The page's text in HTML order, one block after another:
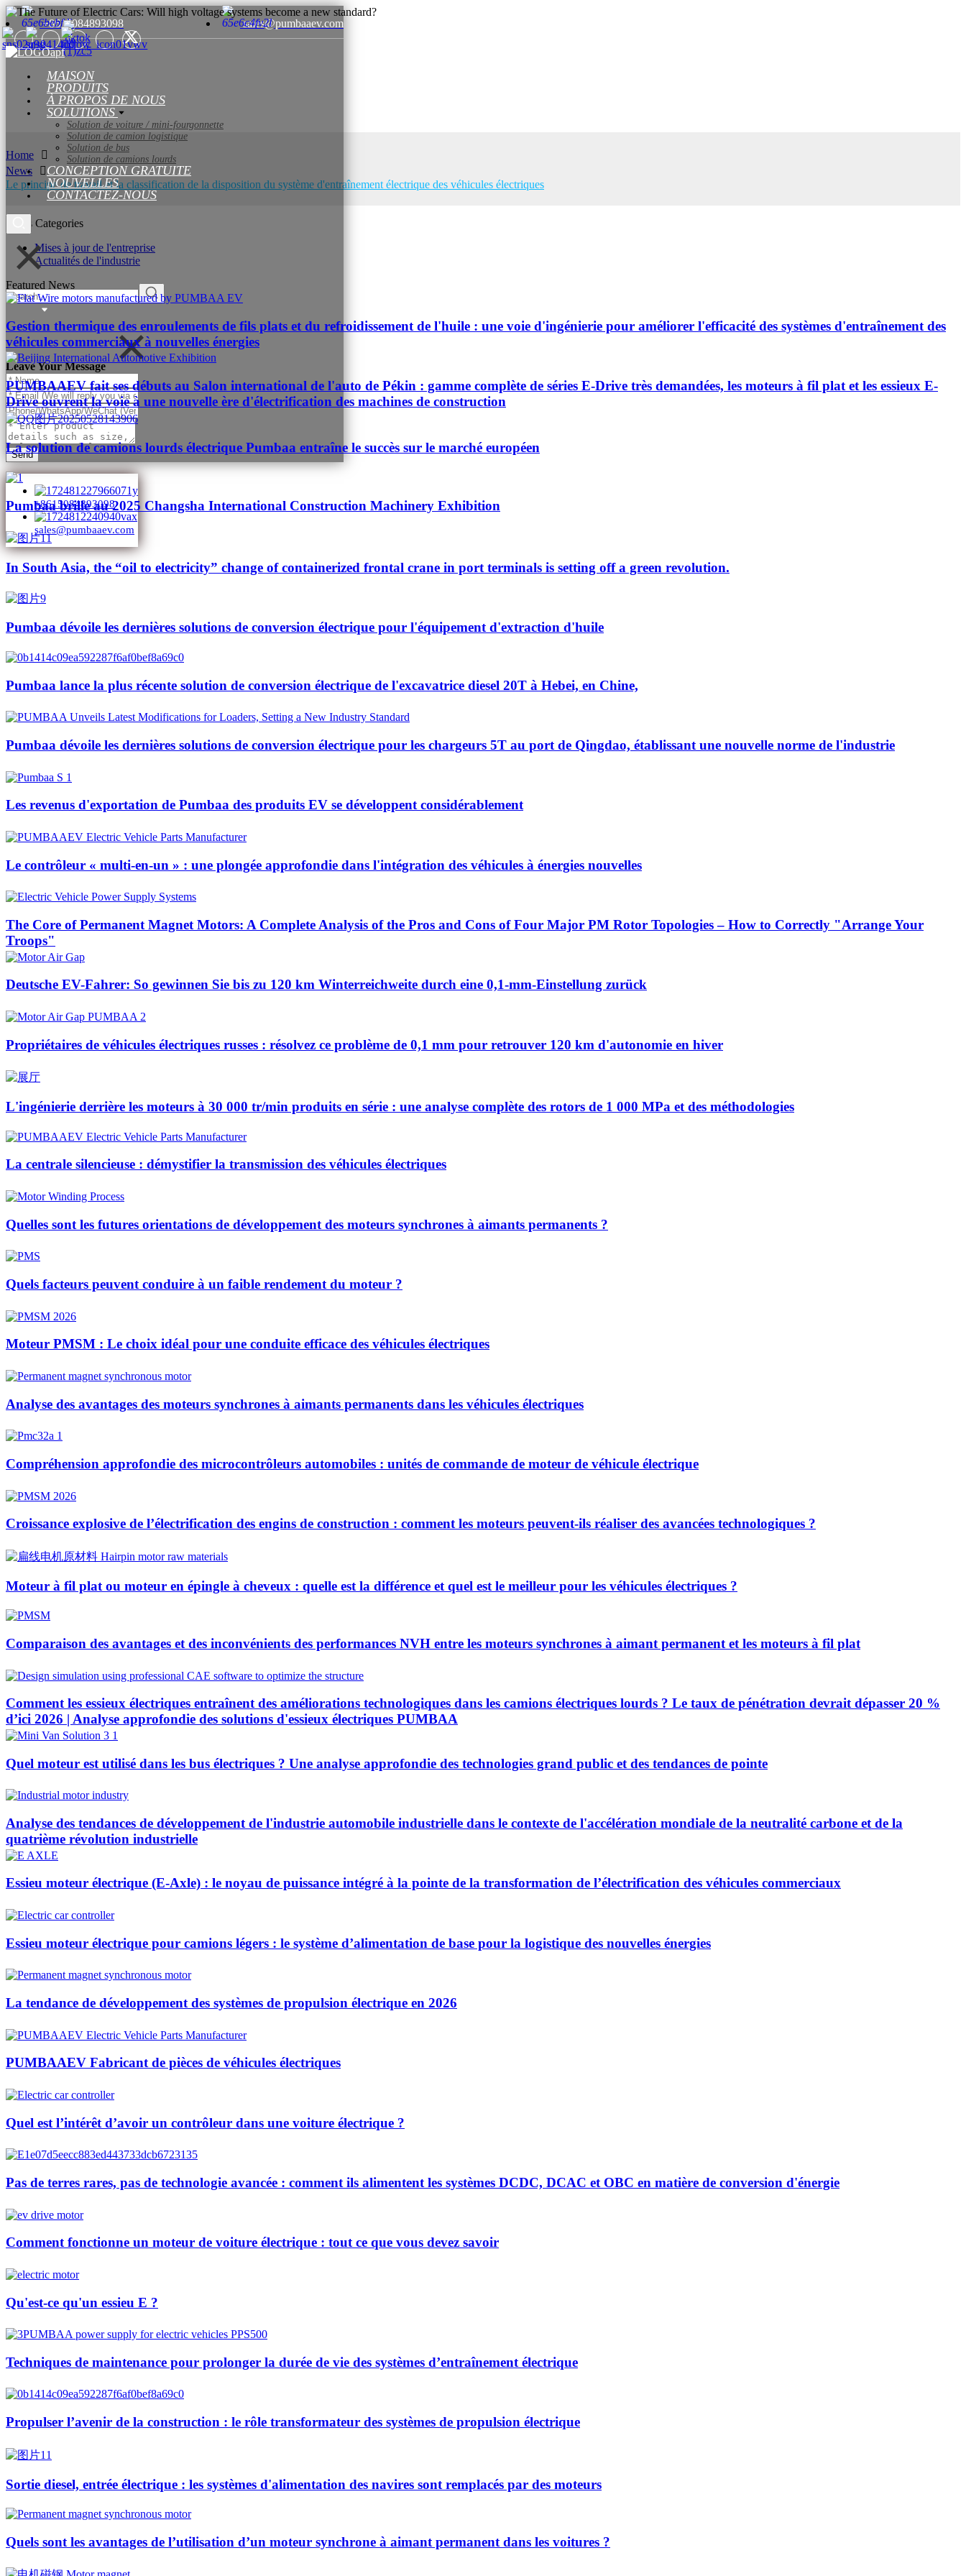
+8615084893098 sales@pumbaaev.com
MAISON
PRODUITS
À PROPOS DE NOUS
SOLUTIONS
Solution de voiture / mini-fourgonnette
Solution de camion logistique
Solution de bus
Solution de camions lourds
CONCEPTION GRATUITE
NOUVELLES
CONTACTEZ-NOUS
Leave Your Message
Send
+8615084893098
sales@pumbaaev.com
Home
News
Le principe de travail et la classification de la disposition du système d'entraînement électrique des véhicules électriques
News Categories
Mises à jour de l'entreprise
Actualités de l'industrie
Featured News
Gestion thermique des enroulements de fils plats et du refroidissement de l'huile : une voie d'ingénierie pour améliorer l'efficacité des systèmes d'entraînement des
véhicules commerciaux à nouvelles énergies
PUMBAAEV fait ses débuts au Salon international de l'auto de Pékin : gamme complète de séries E-Drive très demandées, les moteurs à fil plat et les essieux E-
Drive ouvrent la voie à une nouvelle ère d'électrification des machines de construction
La solution de camions lourds électrique Pumbaa entraîne le succès sur le marché européen
Pumbaa brille au 2025 Changsha International Construction Machinery Exhibition
In South Asia, the “oil to electricity” change of containerized frontal crane in port terminals is setting off a green revolution.
Pumbaa dévoile les dernières solutions de conversion électrique pour l'équipement d'extraction d'huile
Pumbaa lance la plus récente solution de conversion électrique de l'excavatrice diesel 20T à Hebei, en Chine,
Pumbaa dévoile les dernières solutions de conversion électrique pour les chargeurs 5T au port de Qingdao, établissant une nouvelle norme de l'industrie
Les revenus d'exportation de Pumbaa des produits EV se développent considérablement
Le contrôleur « multi-en-un » : une plongée approfondie dans l'intégration des véhicules à énergies nouvelles
The Core of Permanent Magnet Motors: A Complete Analysis of the Pros and Cons of Four Major PM Rotor Topologies – How to Correctly "Arrange Your
Troops"
Deutsche EV-Fahrer: So gewinnen Sie bis zu 120 km Winterreichweite durch eine 0,1-mm-Einstellung zurück
Propriétaires de véhicules électriques russes : résolvez ce problème de 0,1 mm pour retrouver 120 km d'autonomie en hiver
L'ingénierie derrière les moteurs à 30 000 tr/min produits en série : une analyse complète des rotors de 1 000 MPa et des méthodologies
La centrale silencieuse : démystifier la transmission des véhicules électriques
Quelles sont les futures orientations de développement des moteurs synchrones à aimants permanents ?
Quels facteurs peuvent conduire à un faible rendement du moteur ?
Moteur PMSM : Le choix idéal pour une conduite efficace des véhicules électriques
Analyse des avantages des moteurs synchrones à aimants permanents dans les véhicules électriques
Compréhension approfondie des microcontrôleurs automobiles : unités de commande de moteur de véhicule électrique
Croissance explosive de l’électrification des engins de construction : comment les moteurs peuvent-ils réaliser des avancées technologiques ?​
Moteur à fil plat ou moteur en épingle à cheveux : quelle est la différence et quel est le meilleur pour les véhicules électriques ?
Comparaison des avantages et des inconvénients des performances NVH entre les moteurs synchrones à aimant permanent et les moteurs à fil plat
Comment les essieux électriques entraînent des améliorations technologiques dans les camions électriques lourds ? Le taux de pénétration devrait dépasser 20 %
d’ici 2026 | Analyse approfondie des solutions d'essieux électriques PUMBAA
Quel moteur est utilisé dans les bus électriques ? Une analyse approfondie des technologies grand public et des tendances de pointe
Analyse des tendances de développement de l'industrie automobile industrielle dans le contexte de l'accélération mondiale de la neutralité carbone et de la
quatrième révolution industrielle
Essieu moteur électrique (E-Axle) : le noyau de puissance intégré à la pointe de la transformation de l’électrification des véhicules commerciaux
Essieu moteur électrique pour camions légers : le système d’alimentation de base pour la logistique des nouvelles énergies
La tendance de développement des systèmes de propulsion électrique en 2026
PUMBAAEV Fabricant de pièces de véhicules électriques
Quel est l’intérêt d’avoir un contrôleur dans une voiture électrique ?
Pas de terres rares, pas de technologie avancée : comment ils alimentent les systèmes DCDC, DCAC et OBC en matière de conversion d'énergie
Comment fonctionne un moteur de voiture électrique : tout ce que vous devez savoir
Qu'est-ce qu'un essieu E ?
Techniques de maintenance pour prolonger la durée de vie des systèmes d’entraînement électrique
Propulser l’avenir de la construction : le rôle transformateur des systèmes de propulsion électrique
Sortie diesel, entrée électrique : les systèmes d'alimentation des navires sont remplacés par des moteurs
Quels sont les avantages de l’utilisation d’un moteur synchrone à aimant permanent dans les voitures ?